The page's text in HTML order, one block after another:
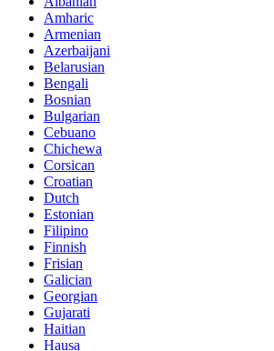
Amharic
Armenian
Azerbaijani
Belarusian
Bengali
Bosnian
Bulgarian
Cebuano
Chichewa
Corsican
Croatian
Dutch
Estonian
Filipino
Finnish
Frisian
Galician
Georgian
Gujarati
Haitian
Hausa